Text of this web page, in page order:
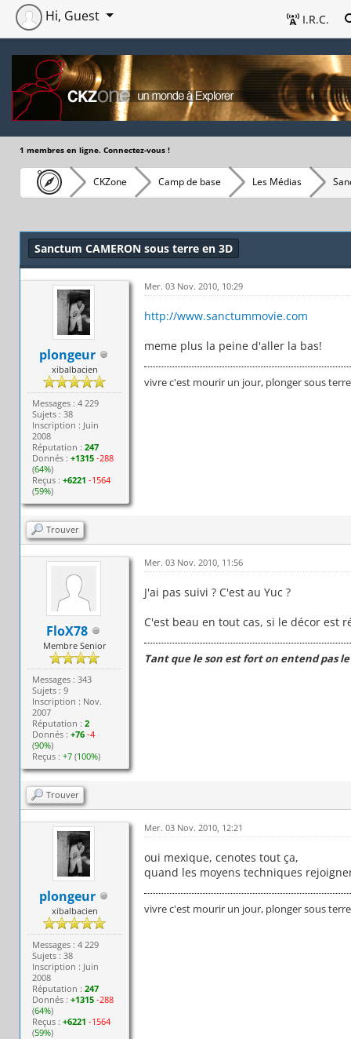
I.R.C.
Hi, Guest
1 membres en ligne. Connectez-vous !
CKZone Camp de base Les Médias
Sanctum CAMERON sous terre en 3D
plongeur
xibalbacien
Messages : 4 229
Sujets : 38
Inscription : Juin
2008
Réputation :247
Donnés :+1315 -288
(64%)
Reçus :+6221 -1564
(59%)
Mer. 03 Nov. 2010, 10:29
http://www.sanctummovie.com
meme plus la peine d'aller la bas!
vivre c'est mourir un jour, plonger sous
Trouver
FloX78
Membre Senior
Messages : 343
Sujets : 9
Inscription : Nov.
2007
Réputation :2
Donnés :+76 -4
(90%)
Reçus :+7 (100%)
Mer. 03 Nov. 2010, 11:56
J'ai pas suivi ? C'est au Yuc ?
C'est beau en tout cas, si le décor est
Tant que le son est fort on entend pas
Trouver
plongeur
xibalbacien
Messages : 4 229
Sujets : 38
Inscription : Juin
2008
Réputation :247
Donnés :+1315 -288
(64%)
Reçus :+6221 -1564
(59%)
Mer. 03 Nov. 2010, 12:21
oui mexique, cenotes tout ça,
quand les moyens techniques
vivre c'est mourir un jour, plonger sous